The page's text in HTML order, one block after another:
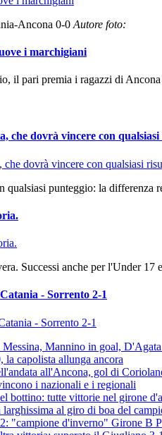
Ancona 0-0 Autore foto:
i marchigiani
il pari premia i ragazzi di Ancona
che dovrà vincere con
qualsiasi punteggio: la differenza
Successi anche per l'Under 17
- Sorrento 2-1
Mannino in goal,
la capolista allunga ancora
all'Ancona, gol di
i nazionali e i regionali
bottino: tutte vittorie nel girone
al giro di boa del
"campione d'inverno" Girone B